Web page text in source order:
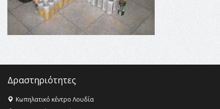
16:18 -ΕΝΟΡΙΑΚΕΣ ΚΑΛΟΚΑΙΡΙΝΕΣ ΔΡΑΣΕΙΣ ΓΙΑ ΠΑΙΔΙΑ
ΣΤΗΝ ΕΔΕΣΣΑ
Δραστηριότητες
Κωπηλατικό κέντρο Λουδία